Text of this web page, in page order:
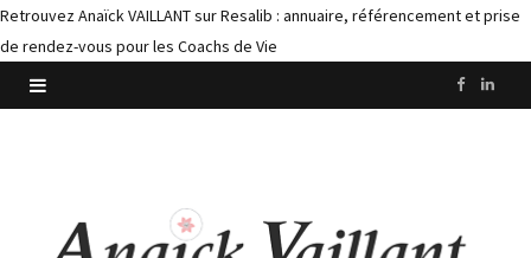
Retrouvez Anaïck VAILLANT sur Resalib : annuaire, référencement et prise
de rendez-vous pour les Coachs de Vie
F L